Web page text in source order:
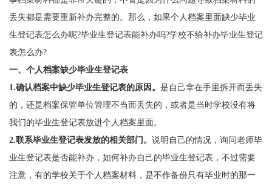
丢失都是需要重新补办完整的。那么，如果个人档案里面缺少毕业
生登记表怎么办呢?毕业生登记表能补办吗?学校不给补办毕业生登记
表怎么办?
一、个人档案缺少毕业生登记表
1.确认档案中缺少毕业生登记表的原因。 是自己拿在手里拆开而丢失
的，还是档案保管单位管理不当而丢失的，或者是当时学校没有将
我们的毕业生登记表放进个人档案里面。
2.联系毕业生登记表发放的相关部门。 说明自己的情况，询问老师毕
业生登记表是否能补办，如何补办自己的毕业生登记表，不过需要
注意，有的学校关于个人档案材料，是不作备份只有毕业时的那一